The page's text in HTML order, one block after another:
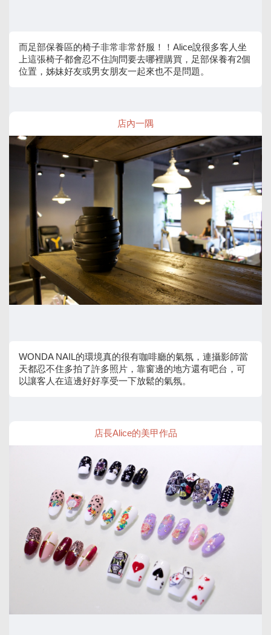
而足部保養區的椅子非常非常舒服！！Alice說很多客人坐
上這張椅子都會忍不住詢問要去哪裡購買，足部保養有2個
位置，姊妹好友或男女朋友一起來也不是問題。
店內一隅
WONDA NAIL的環境真的很有咖啡廳的氣氛，連攝影師當
天都忍不住多拍了許多照片，靠窗邊的地方還有吧台，可
以讓客人在這邊好好享受一下放鬆的氣氛。
店長Alice的美甲作品